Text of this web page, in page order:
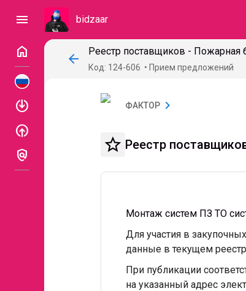
menu bidzaar
home
enable
enable
policy
arrow_back
Реестр поставщиков - Пожарная
Код: 124-606 Прием предложений
ФАКТОР chevron_right
star_border Реестр
Монтаж систем ПЗ ТО
Для участия в
данные в текущем
При публикации
на указанный адрес